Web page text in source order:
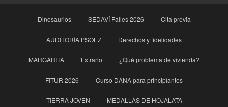
Dinosaurios SEDAVÍ Falles 2026 Cita previa
AUDITORÍA PSOEZ Derechos y fidelidades
MARGARITA Extraño ¿Qué problema de vivienda?
FITUR 2026 Curso DANA para principìantes
TIERRA JOVEN MEDALLAS DE HOJALATA